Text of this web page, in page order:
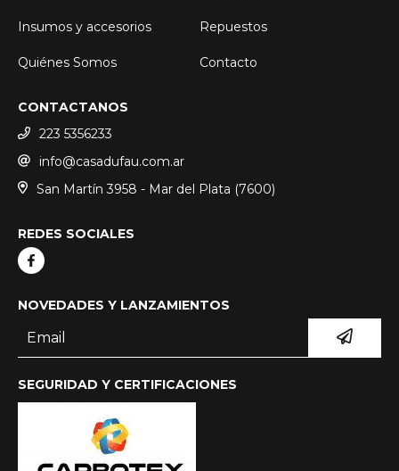
Insumos y accesorios Repuestos
Quiénes Somos Contacto
CONTACTANOS
223 5356233
info@casadufau.com.ar
San Martín 3958 - Mar del Plata (7600)
REDES SOCIALES
NOVEDADES Y LANZAMIENTOS
SEGURIDAD Y CERTIFICACIONES